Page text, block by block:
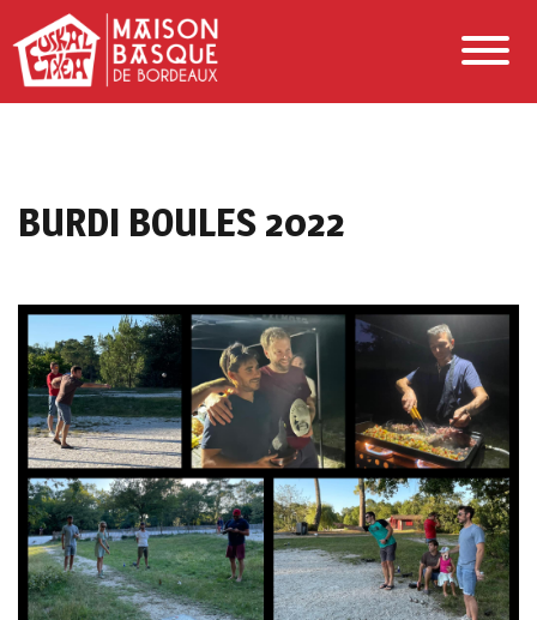
BURDI BOULES 2022